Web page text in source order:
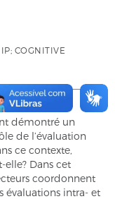
COGNITIVE
démontré un
de l’évaluation
ce contexte,
Dans cet
coordonnent
évaluations intra- et